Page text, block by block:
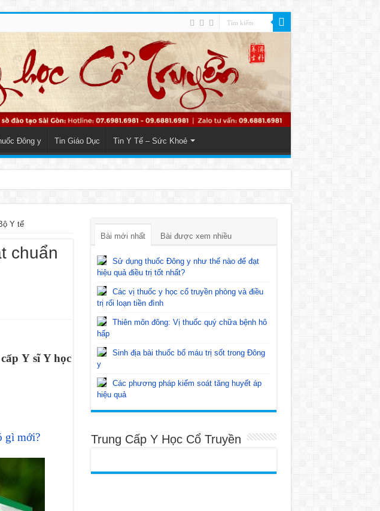
Đông y Tin Giáo Dục Tin Y Tế – Sức Khoẻ
Y tế
chuẩn
Y sĩ Y học
gì mới?
Bài mới nhất Bài được xem nhiều
Sử dụng thuốc Đông y như thế nào để đạt
hiệu quả điều trị tốt nhất?
Các vị thuốc y học cổ truyền phòng và điều
trị rối loạn tiền đình
Thiên môn đông: Vị thuốc quý chữa bệnh hô
hấp
Sinh địa bài thuốc bổ máu trị sốt trong Đông
y
Các phương pháp kiểm soát tăng huyết áp
hiệu quả
Trung Cấp Y Học Cổ Truyền